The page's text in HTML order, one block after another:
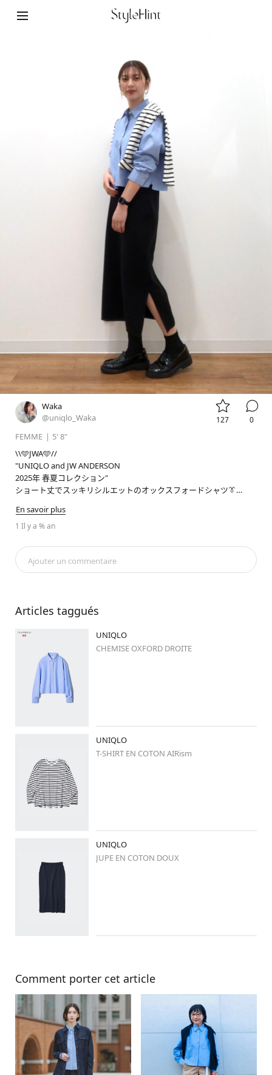
Waka
@uniqlo_Waka

127

0
FEMME | 5' 8"
\\🩵JWA🩵//
"UNIQLO and JW ANDERSON
2025年 春夏コレクション"
ショート丈でスッキリシルエットのオックスフォードシャツ👔
📢LIVE STATION 店舗配信のお知らせ📢
毎週日曜日09:30から実施しているLIVESTATIONはしばらくの間お休
次回の配信予定は投稿にてお知らせいたしますので、ぜひご覧くだ
さい👀
次回の配信をお楽しみに☀️
🌿🌿
🌿🌿
☝️こちらから仙台の素敵な着こなしが
ご覧いただけます✨✨
……………………………………………………
#ユニクロ新作
#jwanderson
#ユニクロコーデ
#シンプルコーデ
#大人カジュアル
#オックスフォードシャツ
#春コーデ
#スカート
#ミディアムヘアコーデ
#高身長女子
#イオンモール新利府南館店
En savoir plus
1 Il y a % an
Ajouter un commentaire
Articles taggués
UNIQLO
CHEMISE OXFORD DROITE
UNIQLO
T-SHIRT EN COTON AIRism
UNIQLO
JUPE EN COTON DOUX
Comment porter cet article